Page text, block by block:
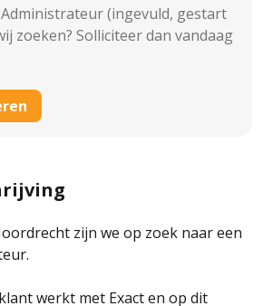
(ingevuld, gestart
zoeken? Solliciteer dan vandaag
zijn we op zoek naar een
werkt met Exact en op dit